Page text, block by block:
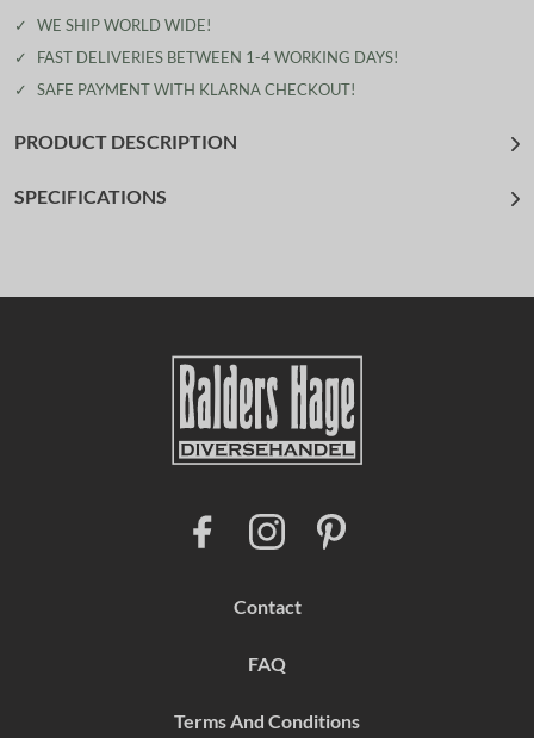
✓
WE SHIP WORLD WIDE!
✓
FAST DELIVERIES BETWEEN 1-4 WORKING DAYS!
✓
SAFE PAYMENT WITH KLARNA CHECKOUT!
PRODUCT DESCRIPTION
SPECIFICATIONS
Contact
FAQ
Terms And Conditions
I
n
g
a
m